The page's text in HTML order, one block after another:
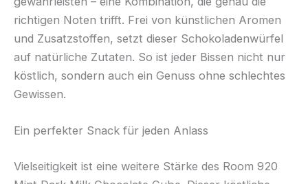
richtigen Noten trifft. Frei von künstlichen Aromen
und Zusatzstoffen, setzt dieser Schokoladenwürfel
auf natürliche Zutaten. So ist jeder Bissen nicht nur
köstlich, sondern auch ein Genuss ohne schlechtes
Gewissen.
Ein perfekter Snack für jeden Anlass
Vielseitigkeit ist eine weitere Stärke des Room 920